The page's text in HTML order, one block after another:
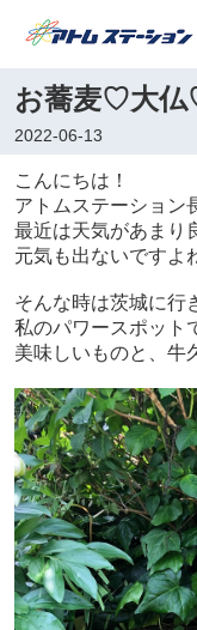
お蕎麦♡大
2022-06-13
こんにちは！
アトムステーション
最近は天気があまり
元気も出ないですよ
そんな時は茨城に行
私のパワースポット
美味しいものと、牛